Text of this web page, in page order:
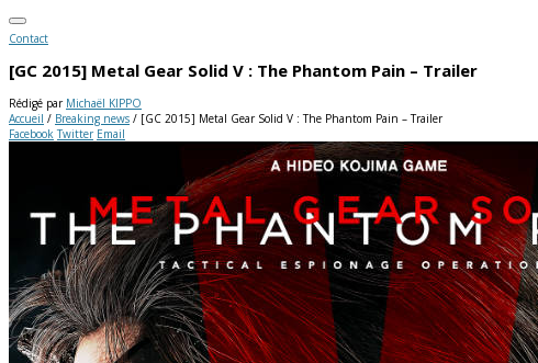
Contact
[GC 2015] Metal Gear Solid V : The Phantom Pain – Trailer
Rédigé par Michaël KIPPO
Accueil / Breaking news / [GC 2015] Metal Gear Solid V : The Phantom Pain – Trailer
Facebook Twitter Email